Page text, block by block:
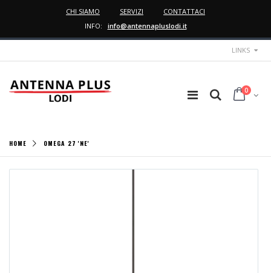
CHI SIAMO SERVIZI
CONTATTACI
INFO:
info@antennapluslodi.it
LINKS
0
HOME OMEGA 27 'NE'